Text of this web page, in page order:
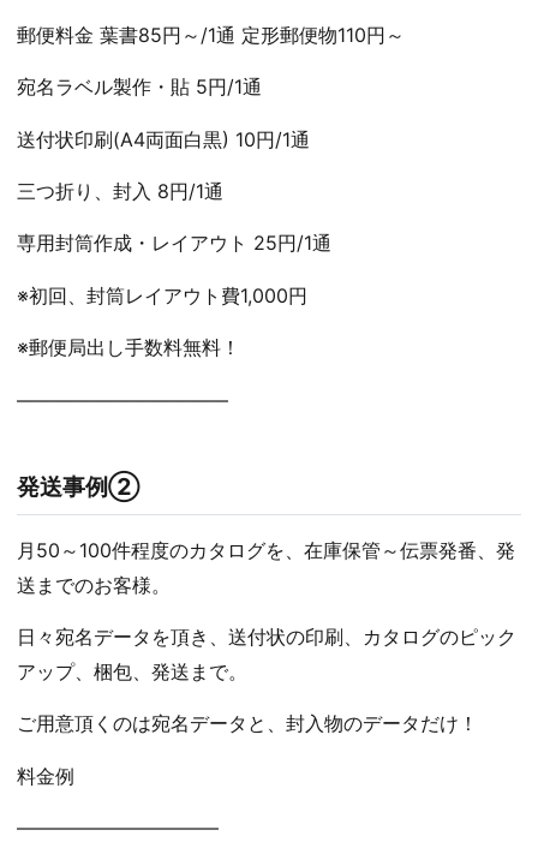
郵便料金 葉書85円～/1通 定形郵便物110円～
宛名ラベル製作・貼 5円/1通
送付状印刷(A4両面白黒) 10円/1通
三つ折り、封入 8円/1通
専用封筒作成・レイアウト 25円/1通
※初回、封筒レイアウト費1,000円
※郵便局出し手数料無料！
———————————
発送事例②
月50～100件程度のカタログを、在庫保管～伝票発番、発
送までのお客様。
日々宛名データを頂き、送付状の印刷、カタログのピック
アップ、梱包、発送まで。
ご用意頂くのは宛名データと、封入物のデータだけ！
料金例
——————————–